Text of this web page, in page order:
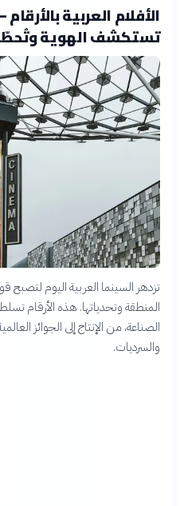
الأفلام العربية
تستكشف الهوية
تزدهر السينما العربية اليوم لتصبح
المنطقة وتحدياتها. هذه الأرقام
الصناعة، من الإنتاج إلى الجوائز
والسرديات.